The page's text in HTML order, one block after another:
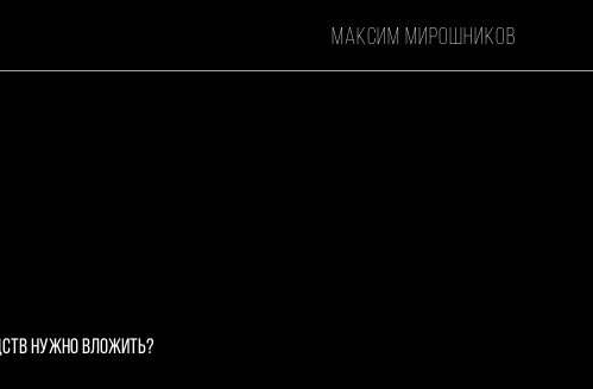
максим мирошников
максим мирошников
нужно вложить?